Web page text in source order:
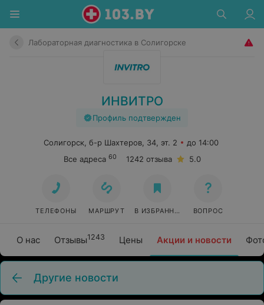
Лабораторная диагностика в Солигорске
ИНВИТРО
Профиль подтвержден
О нас Отзывы1243 Цены Акции и новости
Солигорск, б-р Шахтеров, 34, эт. 2
до 14:00
Все адреса 60 1242 отзыва 5.0
ТЕЛЕФОНЫ МАРШРУТ В ИЗБРАННОЕ ВОПРОС
Другие новости